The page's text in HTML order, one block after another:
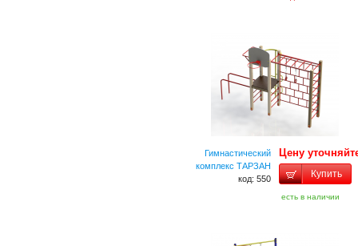
Гимнастический
комплекс ТАРЗАН
код: 550
Цену
Купить
есть в наличии